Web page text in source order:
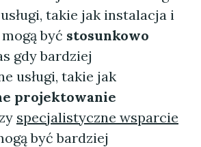
takie jak instalacja i
być stosunkowo
gdy bardziej
usługi, takie jak
projektowanie
specjalistyczne wsparcie
być bardziej